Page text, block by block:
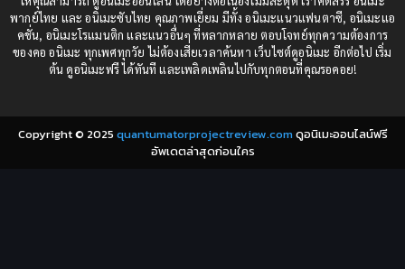
Comedy (ตลก)(85)
Comic Book การ์ตูน(1)
Coming-of-Age ก้าวผ่านวัย(6)
1982
1981
1980
1979
พากย์ไทย และ อนิเมะซับไทย คุณภาพเยี่ยม มีทั้ง อนิเมะแนวแฟนตาซี, อนิเมะแอ
คชั่น, อนิเมะโรแมนติก และแนวอื่นๆ ที่หลากหลาย ตอบโจทย์ทุกความต้องการ
ของคอ อนิเมะ ทุกเพศทุกวัย ไม่ต้องเสียเวลาค้นหา เว็บไซต์ดูอนิเมะ อีกต่อไป เริ่ม
ต้น ดูอนิเมะฟรี ได้ทันที และเพลิดเพลินไปกับทุกตอนที่คุณรอคอย!
Copyright © 2025 quantumatorprojectreview.comดูอนิเมะออนไลน์ฟรี
อัพเดตล่าสุดก่อนใคร